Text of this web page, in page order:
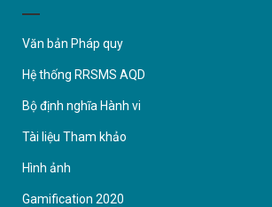
Văn bản Pháp quy
Hệ thống RRSMS AQD
Bộ định nghĩa Hành vi
Tài liệu Tham khảo
Hình ảnh
Gamification 2020